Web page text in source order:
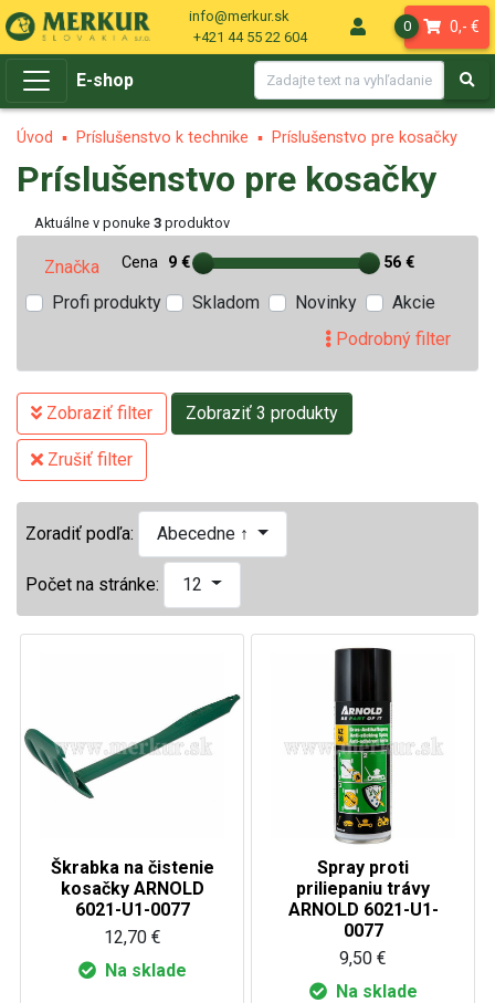
info@merkur.sk
+421 44 55 22 604
0 0,- €
E-shop
Úvod Príslušenstvo k technike Príslušenstvo pre kosačky
Príslušenstvo pre kosačky
Aktuálne v ponuke 3 produktov
Značka Cena 9 € 56 €
Profi produkty Skladom Novinky
Akcie
Podrobný filter
Zobraziť filter Zobraziť 3 produkty
Zrušiť filter
Zoradiť podľa: Abecedne ↑
Počet na stránke: 12
Škrabka na čistenie
kosačky ARNOLD
6021-U1-0077
12,70 €
Na sklade
Spray proti
priliepaniu trávy
ARNOLD 6021-U1-
0077
9,50 €
Na sklade